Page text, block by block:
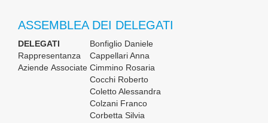
ASSEMBLEA DEI DELEGATI
DELEGATI
Bonfiglio Daniele
Rappresentanza
Aziende Associate
Cappellari Anna
Cimmino Rosaria
Cocchi Roberto
Coletto Alessandra
Colzani Franco
Corbetta Silvia